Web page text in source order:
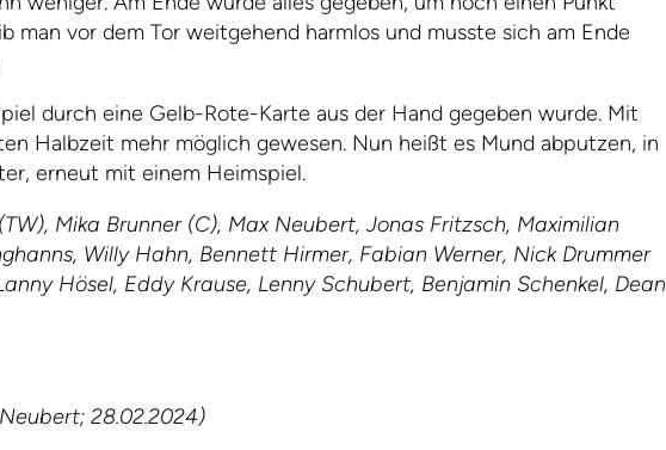
man vor dem Tor weitgehend harmlos und musste sich am Ende
durch eine Gelb-Rote-Karte aus der Hand gegeben wurde. Mit
Halbzeit mehr möglich gewesen. Nun heißt es Mund abputzen, in
erneut mit einem Heimspiel.
Mika Brunner (C), Max Neubert, Jonas Fritzsch, Maximilian
Willy Hahn, Bennett Hirmer, Fabian Werner, Nick Drummer
Hösel, Eddy Krause, Lenny Schubert, Benjamin Schenkel, Dean
28.02.2024)